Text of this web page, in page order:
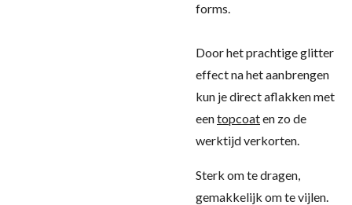
forms.
Door het prachtige glitter
effect na het aanbrengen
kun je direct aflakken met
eentopcoaten zo de
werktijd verkorten.
Sterk om te dragen,
gemakkelijk om te vijlen.